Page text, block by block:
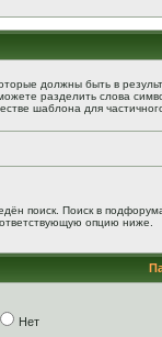
должны быть в
разделить слова
шаблона для
поиск. Поиск в
опцию ниже.
Нет